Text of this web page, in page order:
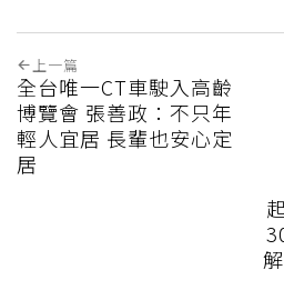
上一篇
全台唯一CT車駛入高齡
博覽會 張善政：不只年
輕人宜居 長輩也安心定
居